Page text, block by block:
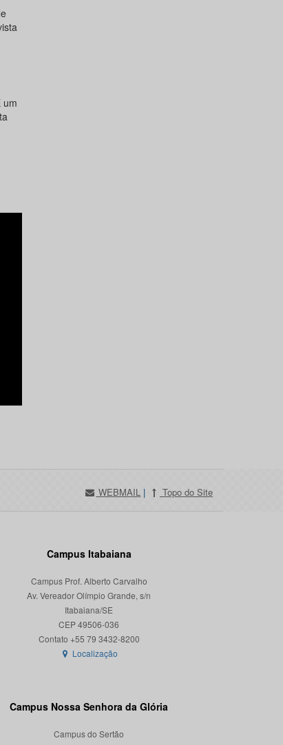
um
WEBMAIL | Topo do Site
Campus Itabaiana
Campus Prof. Alberto Carvalho
Av. Vereador Olímpio Grande, s/n
Itabaiana/SE
CEP 49506-036
Localização
Campus Nossa Senhora da Glória
Campus do Sertão